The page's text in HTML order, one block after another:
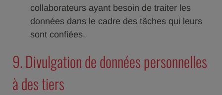
collaborateurs ayant besoin de traiter les
données dans le cadre des tâches qui leurs
sont confiées.
9. Divulgation de données personnelles
à des tiers